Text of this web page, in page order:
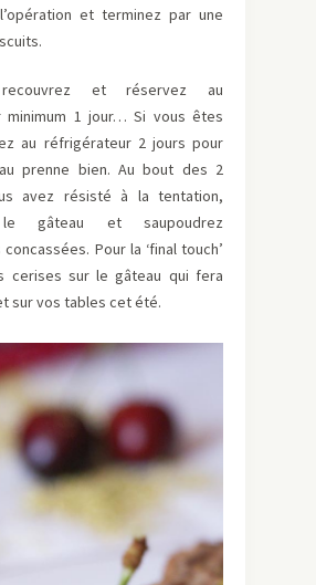
et terminez par une
et réservez au
minimum 1 jour… Si vous êtes
au réfrigérateur 2 jours pour
prenne bien. Au bout des 2
avez résisté à la tentation,
le gâteau et saupoudrez
Pour la ‘final touch’
cerises sur le gâteau qui fera
sur vos tables cet été.